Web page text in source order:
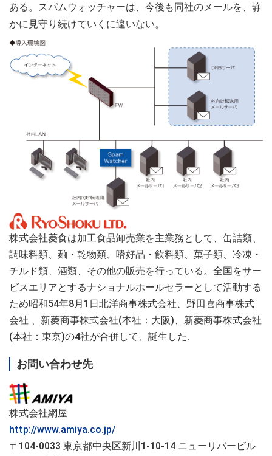
ある。スパムウォッチャーは、今後も同社のメールを、静
かに見守り続けていくに違いない。
株式会社菱食は加工食品卸売業を主業務として、缶詰類、
調味料類、麺・乾物類、嗜好品・飲料類、菓子類、冷凍・
チルド類、酒類、その他の販売を行っている。全国をサー
ビスエリアとするナショナルホールセラーとして活動する
ため昭和54年8月1日北洋商事株式会社、野田喜商事株式
会社 、新菱商事株式会社(本社：大阪)、新菱商事株式会社
(本社：東京)の4社が合併して、誕生した.
お問い合わせ先
株式会社網屋
http://www.amiya.co.jp/
〒104-0033 東京都中央区新川1-10-14 ニューリバービル